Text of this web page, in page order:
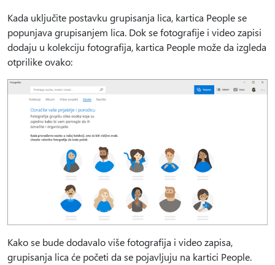
Kada uključite postavku grupisanja lica, kartica People se
popunjava grupisanjem lica. Dok se fotografije i video zapisi
dodaju u kolekciju fotografija, kartica People može da izgleda
otprilike ovako:
Kako se bude dodavalo više fotografija i video zapisa,
grupisanja lica će početi da se pojavljuju na kartici People.